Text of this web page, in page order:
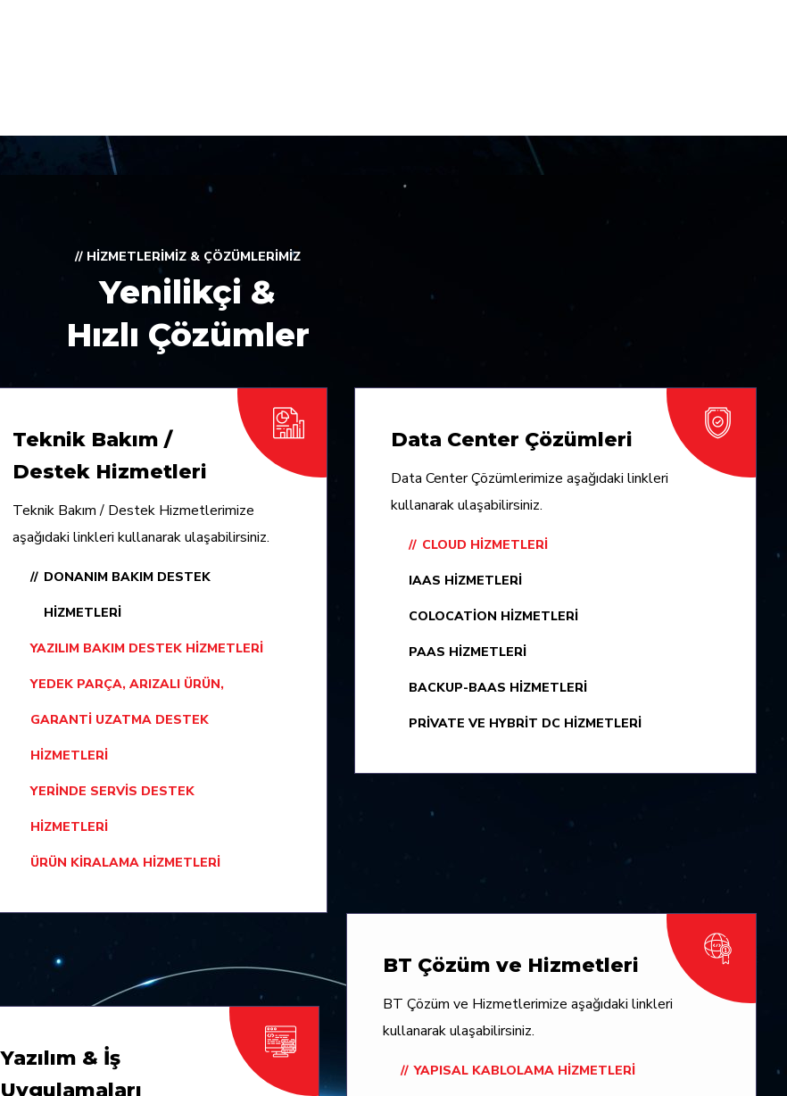
// HIZMETLERIMIZ & ÇÖZÜMLERIMIZ
Yenilikçi &
Hızlı Çözümler
Teknik Bakım /
Destek Hizmetleri
Teknik Bakım / Destek Hizmetlerimize
aşağıdaki linkleri kullanarak ulaşabilirsiniz.
DONANIM BAKIM DESTEK
HIZMETLERI
YAZILIM BAKIM DESTEK HIZMETLERI
YEDEK PARÇA, ARIZALI ÜRÜN,
GARANTI UZATMA DESTEK
HIZMETLERI
YERINDE SERVIS DESTEK
HIZMETLERI
ÜRÜN KIRALAMA HIZMETLERI
Data Center Çözümleri
Data Center Çözümlerimize aşağıdaki linkleri
kullanarak ulaşabilirsiniz.
CLOUD HIZMETLERI
IAAS HIZMETLERI
COLOCATION HIZMETLERI
PAAS HIZMETLERI
BACKUP-BAAS HIZMETLERI
PRIVATE VE HYBRIT DC HIZMETLERI
Yazılım & İş
Uygulamaları
BT Çözüm ve Hizmetleri
BT Çözüm ve Hizmetlerimize aşağıdaki linkleri
kullanarak ulaşabilirsiniz.
YAPISAL KABLOLAMA HIZMETLERI